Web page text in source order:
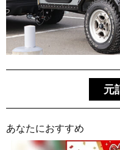
元
あなたにおすすめ